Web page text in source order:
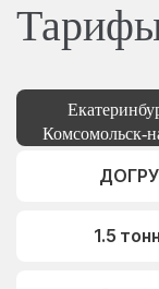
Тарифы
Комсомольск-
1.5